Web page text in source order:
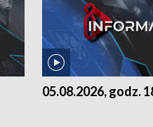
05.08.2026, godz.